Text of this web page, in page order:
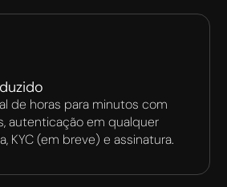
de horas para minutos com
autenticação em qualquer
KYC (em breve) e assinatura.